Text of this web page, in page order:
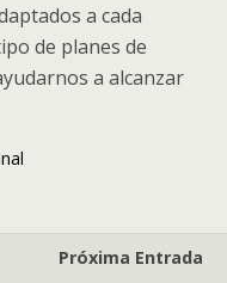
a cada
de planes de
a alcanzar
Próxima Entrada